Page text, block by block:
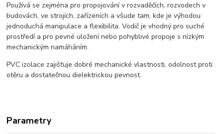
Používá se zejména pro propojování v rozvaděčích, rozvodech v
budovách, ve strojích, zařízeních a všude tam, kde je výhodou
jednoduchá manipulace a flexibilita. Vodič je vhodný pro suché
prostředí a pro pevné uložení nebo pohyblivé propoje s nízkým
mechanickým namáháním.
PVC izolace zajišťuje dobré mechanické vlastnosti, odolnost proti
otěru a dostatečnou dielektrickou pevnost.
Parametry